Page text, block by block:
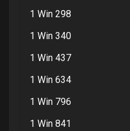
1 Win 298
1 Win 340
1 Win 437
1 Win 634
1 Win 796
1 Win 841